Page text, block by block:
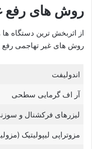
روش های رفع
از اثربخش ترین دستگاه
روش های غیر تهاجمی رفع
اندولیفت
آر اف گرمایی سطحی
لیزرهای فرکشنال و
مزوتراپی لیپولیتیک